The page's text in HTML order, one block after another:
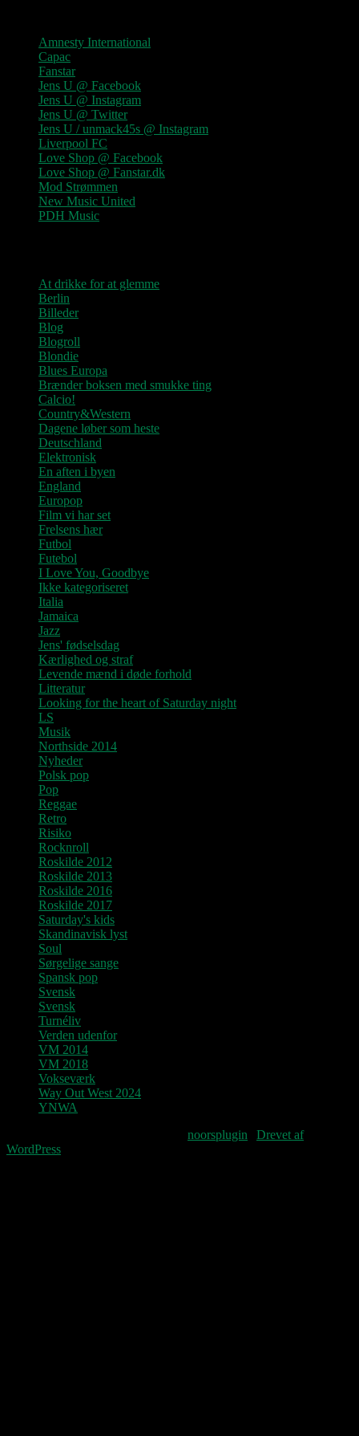
Amnesty International
Capac
Fanstar
Jens U @ Facebook
Jens U @ Instagram
Jens U @ Twitter
Jens U / unmack45s @ Instagram
Liverpool FC
Love Shop @ Facebook
Love Shop @ Fanstar.dk
Mod Strømmen
New Music United
PDH Music
At drikke for at glemme
Berlin
Billeder
Blog
Blogroll
Blondie
Blues Europa
Brænder boksen med smukke ting
Calcio!
Country&Western
Dagene løber som heste
Deutschland
Elektronisk
En aften i byen
England
Europop
Film vi har set
Frelsens hær
Futbol
Futebol
I Love You, Goodbye
Ikke kategoriseret
Italia
Jamaica
Jazz
Jens' fødselsdag
Kærlighed og straf
Levende mænd i døde forhold
Litteratur
Looking for the heart of Saturday night
LS
Musik
Northside 2014
Nyheder
Polsk pop
Pop
Reggae
Retro
Risiko
Rocknroll
Roskilde 2012
Roskilde 2013
Roskilde 2016
Roskilde 2017
Saturday's kids
Skandinavisk lyst
Soul
Sørgelige sange
Spansk pop
Svensk
Svensk
Turnéliv
Verden udenfor
VM 2014
VM 2018
Vokseværk
Way Out West 2024
YNWA
noorsplugin
Drevet af
WordPress